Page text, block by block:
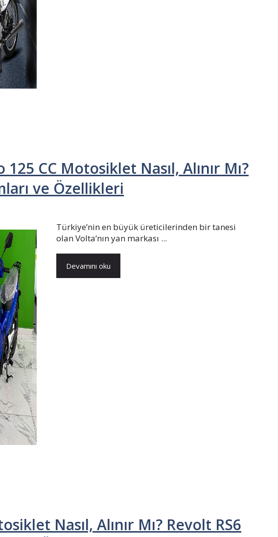
125 CC Motosiklet Nasıl, Alınır Mı?
ve Özellikleri
Türkiye’nin en büyük üreticilerinden bir tanesi
olan Volta’nın yan markası ...
Devamını oku
Nasıl, Alınır Mı? Revolt RS6